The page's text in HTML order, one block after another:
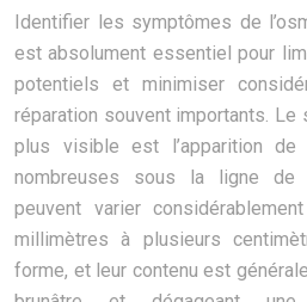
Identifier les symptômes de
est absolument essentiel pour
potentiels et minimiser
réparation souvent importants.
plus visible est l’apparition
nombreuses sous la ligne de
peuvent varier
millimètres à plusieurs
forme, et leur contenu est